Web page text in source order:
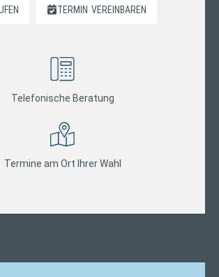
TERMIN VEREINBAREN
Telefonische Beratung
Termine am Ort Ihrer Wahl